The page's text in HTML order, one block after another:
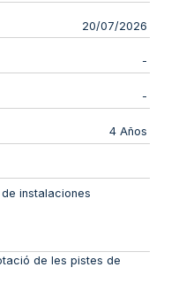
20/07/2026
-
-
4 Años
instalaciones
de les pistes de